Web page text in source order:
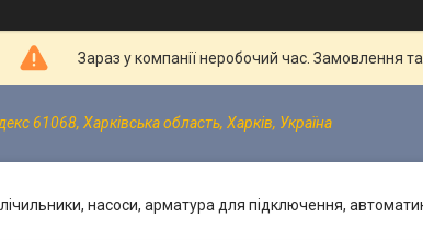
Зараз у компанії неробочий час. Замовлення
61068, Харківська область, Харків, Україна
насоси, арматура для підключення,